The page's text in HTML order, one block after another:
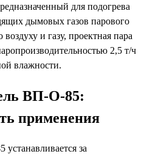
для подогрева
дымовых газов парового
и газу, проектная пара
2,5 т/ч
влажности.
ВП-О-85:
применения
за